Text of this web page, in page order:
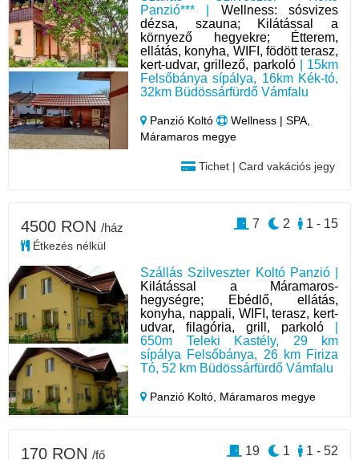
Panzió*** | Wellness: sósvizes
dézsa, szauna; Kilátással a
környező hegyekre; Étterem,
ellátás, konyha, WIFI, födött terasz,
kert-udvar, grillező, parkoló| 15km
Felsőbánya sípálya, 16km Kék-tó,
32km Büdössárfürdő Vámfalu
Panzió Koltó
Wellness | SPA,
Máramaros megye
Tichet | Card vakációs jegy
Szállás Szilveszter Koltó Panzió |
Kilátással a Máramaros-
hegységre; Ebédlő, ellátás,
konyha, nappali, WIFI, terasz, kert-
udvar, filagória, grill, parkoló
650m Teleki Kastély, 29 km
sípálya Felsőbánya, 26 km Firiza
Tó, 52 km Büdössárfürdő Vámfalu
Panzió Koltó, Máramaros megye
4500 RON /ház
Étkezés nélkül
1 - 15
2
7
170 RON /fő 1 - 52
1
19